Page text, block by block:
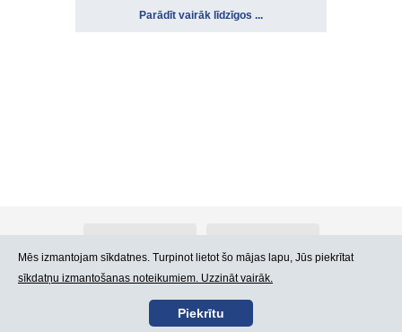
Parādīt vairāk līdzīgos ...
Kontakti Lietošanas noteikumi
Mēs izmantojam sīkdatnes. Turpinot lietot šo mājas lapu, Jūs piekrītat
sīkdatņu izmantošanas noteikumiem. Uzzināt vairāk.
Piekrītu